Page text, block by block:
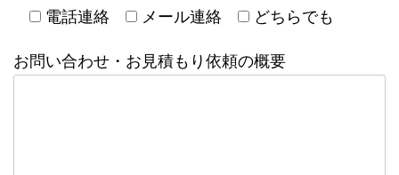
電話連絡
メール連絡 どちらでも
お問い合わせ・お見積もり依頼の概要